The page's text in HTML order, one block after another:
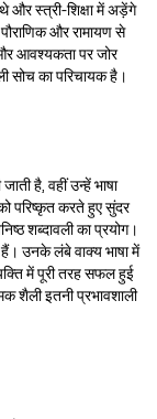
और स्त्री-शिक्षा में अड़ेंगे
और रामायण से
और आवश्यकता पर जोर
सोच का परिचायक है।
है, वहीं उन्हें भाषा
परिष्कृत करते हुए सुंदर
शब्दावली का प्रयोग।
उनके लंबे वाक्य भाषा में
में पूरी तरह सफल हुई
शैली इतनी प्रभावशाली